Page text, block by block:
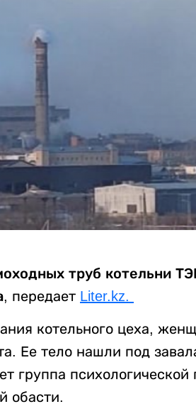
труб котельни
передает Liter.kz.
котельного цеха,
Ее тело нашли под
группа
обасти.